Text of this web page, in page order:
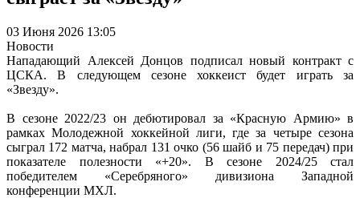
03 Июня 2026 13:05
Новости
Нападающий Алексей Донцов подписал новый контракт с
ЦСКА. В следующем сезоне хоккеист будет играть за
«Звезду».
В сезоне 2022/23 он дебютировал за «Красную Армию» в
рамках Молодежной хоккейной лиги, где за четыре сезона
сыграл 172 матча, набрал 131 очко (56 шайб и 75 передач) при
показателе полезности «+20». В сезоне 2024/25 стал
победителем «Серебряного» дивизиона Западной
конференции МХЛ.